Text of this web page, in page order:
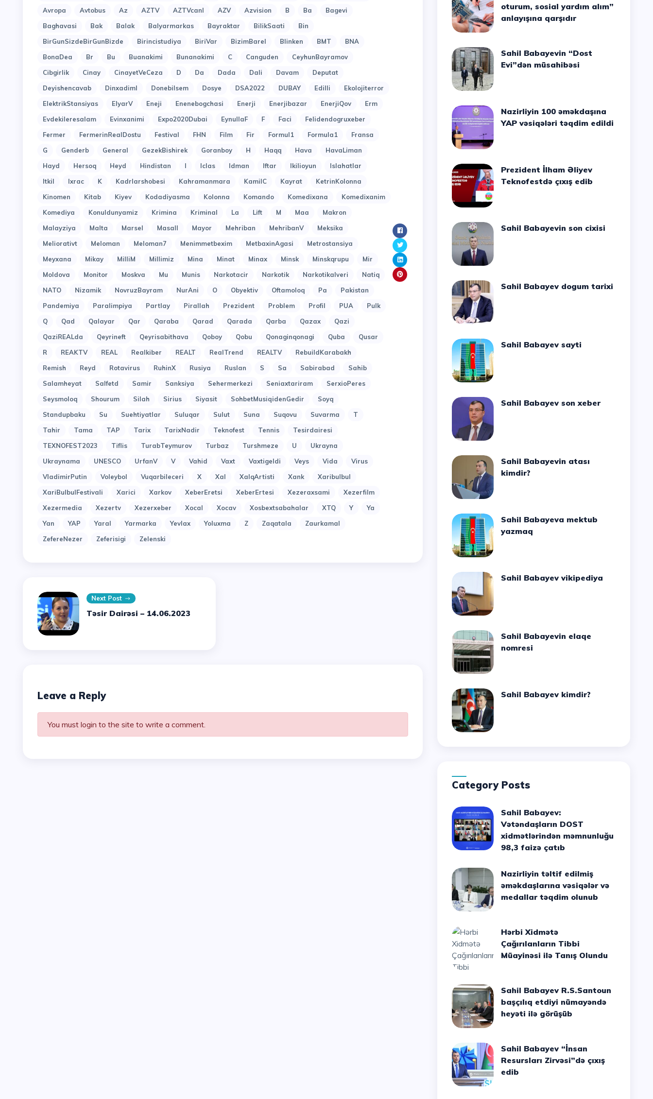
Avropa
Avtobus Az AZTV AZTVcanl AZV Azvision B Ba
Bagevi
Baghavasi
Bak Balak Balyarmarkas Bayraktar BilikSaati
Bin
BirGunSizdeBirGunBizde
Birincistudiya BiriVar BizimBarel Blinken BMT
BNA
BonaDea
Br Bu Buanakimi Bunanakimi C Canguden
CeyhunBayramov
Cibgirlik
Cinay CinayetVeCeza D Da Dada Dali Davam
Deputat
Deyishencavab
Dinxadiml Donebilsem Dosye DSA2022 DUBAY Edilli
Ekolojiterror
ElektrikStansiyas
ElyarV Eneji Enenebogchasi Enerji Enerjibazar EnerjiQov
Erm
Evdekileresalam
Evinxanimi Expo2020Dubai EynullaF F Faci
Felidendogruxeber
Fermer
FermerinRealDostu Festival FHN Film Fir Formul1 Formula1
Fransa
G
Genderb General GezekBishirek Goranboy H Haqq Hava
HavaLiman
Hayd
Hersoq Heyd Hindistan I Iclas Idman Iftar Ikilioyun
Islahatlar
Itkil
Ixrac K Kadrlarshobesi Kahramanmara KamilC Kayrat
KetrinKolonna
Kinomen
Kitab Kiyev Kodadiyasma Kolonna Komando Komedixana
Komedixanim
Komediya
Konuldunyamiz Krimina Kriminal La Lift M Maa
Makron
Malayziya
Malta Marsel Masall Mayor Mehriban MehribanV
Meksika
Meliorativt
Meloman Meloman7 Menimmetbexim MetbaxinAgasi
Metrostansiya
Meyxana
Mikay MilliM Millimiz Mina Minat Minax Minsk Minskqrupu
Mir
Moldova
Monitor Moskva Mu Munis Narkotacir Narkotik Narkotikalveri
Natiq
NATO
Nizamik NovruzBayram NurAni O Obyektiv Oftamoloq Pa
Pakistan
Pandemiya
Paralimpiya Partlay Pirallah Prezident Problem Profil PUA
Pulk
Q
Qad Qalayar Qar Qaraba Qarad Qarada Qarba Qazax
Qazi
QaziREALda
Qeyrineft Qeyrisabithava Qoboy Qobu Qonaginqonagi Quba
Qusar
R
REAKTV REAL Realkiber REALT RealTrend REALTV
RebuildKarabakh
Remish
Reyd Rotavirus RuhinX Rusiya Ruslan S Sa Sabirabad
Sahib
Salamheyat
Salfetd Samir Sanksiya Sehermerkezi Seniaxtariram
SerxioPeres
Seysmoloq
Shourum Silah Sirius Siyasit SohbetMusiqidenGedir
Soyq
Standupbaku
Su Suehtiyatlar Suluqar Sulut Suna Suqovu Suvarma
T
Tahir
Tama TAP Tarix TarixNadir Teknofest Tennis
Tesirdairesi
TEXNOFEST2023
Tiflis TurabTeymurov Turbaz Turshmeze U
Ukrayna
Ukraynama
UNESCO UrfanV V Vahid Vaxt Vaxtigeldi Veys Vida
Virus
VladimirPutin
Voleybol Vuqarbileceri X Xal XalqArtisti Xank
Xaribulbul
XariBulbulFestivali
Xarici Xarkov XeberEretsi XeberErtesi Xezeraxsami
Xezerfilm
Xezermedia
Xezertv Xezerxeber Xocal Xocav Xosbextsabahalar XTQ Y
Ya
Yan
YAP Yaral Yarmarka Yevlax Yoluxma Z Zaqatala
Zaurkamal
ZefereNezer
Zeferisigi Zelenski
Next Post
Təsir Dairəsi – 14.06.2023
Leave a Reply
You must login to the site to write a comment.
oturum, sosial yardım alım”
anlayışına qarşıdır
Sahil Babayevin “Dost
Evi”dən müsahibəsi
Nazirliyin 100 əməkdaşına
YAP vəsiqələri təqdim edildi
Prezident İlham Əliyev
Teknofestdə çıxış edib
Sahil Babayevin son cixisi
Sahil Babayev dogum tarixi
Sahil Babayev sayti
Sahil Babayev son xeber
Sahil Babayevin atası
kimdir?
Sahil Babayeva mektub
yazmaq
Sahil Babayev vikipediya
Sahil Babayevin elaqe
nomresi
Sahil Babayev kimdir?
Category Posts
Sahil Babayev:
Vətəndaşların DOST
xidmətlərindən məmnunluğu
98,3 faizə çatıb
Nazirliyin təltif edilmiş
əməkdaşlarına vəsiqələr və
medallar təqdim olunub
Hərbi Xidmətə
Çağırılanların Tibbi
Müayinəsi ilə Tanış Olundu
Sahil Babayev R.S.Santoun
başçılıq etdiyi nümayəndə
heyəti ilə görüşüb
Sahil Babayev “İnsan
Resursları Zirvəsi”də çıxış
edib